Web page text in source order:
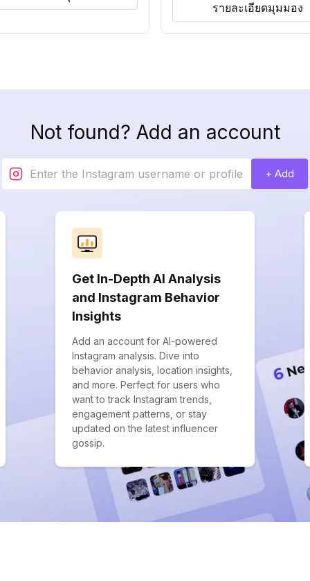
รายละเอียดมุมมอง
Not found? Add an account
+ Add
Get In-Depth AI Analysis
and Instagram Behavior
Insights
Add an account for AI-powered
Instagram analysis. Dive into
behavior analysis, location insights,
and more. Perfect for users who
want to track Instagram trends,
engagement patterns, or stay
updated on the latest influencer
gossip.